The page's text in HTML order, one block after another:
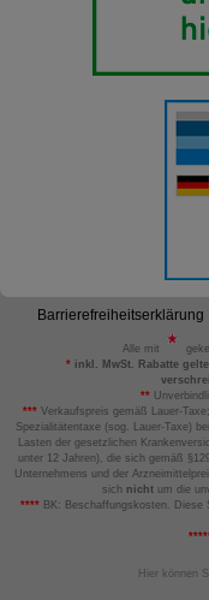
Barrierefreiheitserklärung
Alle mit
*inkl. MwSt. Rabatte
**
*** Verkaufspreis gemäß Lauer-
Spezialitätentaxe (sog. Lauer-Taxe)
Lasten der gesetzlichen
unter 12 Jahren), die sich gemäß
Unternehmens und der
sich nicht um die
****BK: Beschaffungskosten. Diese
Hier können